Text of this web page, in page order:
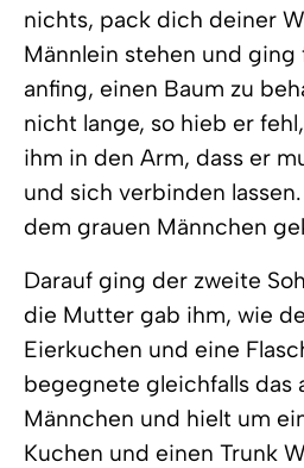
nichts, pack dich deiner
Männlein stehen und ging
anfing, einen Baum zu
nicht lange, so hieb er
ihm in den Arm, dass er
und sich verbinden
dem grauen Männchen
Darauf ging der zweite
die Mutter gab ihm, wie
Eierkuchen und eine
begegnete gleichfalls das
Männchen und hielt um
Kuchen und einen Trunk